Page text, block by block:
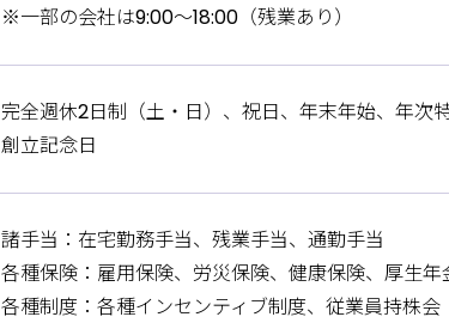
※一部の会社は9:00〜18:00（残業あり）
完全週休2日制（土・日）、祝日、年末年始、年次
創立記念日
諸手当：在宅勤務手当、残業手当、通勤手当
各種保険：雇用保険、労災保険、健康保険、厚生年
各種制度：各種インセンティブ制度、従業員持株会